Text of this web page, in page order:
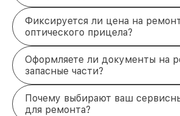
Фиксируется ли цена на
оптического прицела?
Оформляете ли документы на
запасные части?
Почему выбирают ваш
для ремонта?